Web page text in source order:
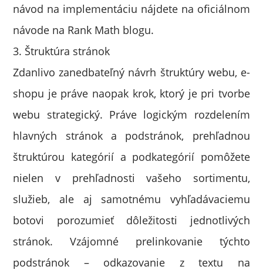
návod na implementáciu nájdete na oficiálnom
návode na Rank Math blogu.
3. Štruktúra stránok
Zdanlivo zanedbateľný návrh štruktúry webu, e-
shopu je práve naopak krok, ktorý je pri tvorbe
webu strategický. Práve logickým rozdelením
hlavných stránok a podstránok, prehľadnou
štruktúrou kategórií a podkategórií pomôžete
nielen v prehľadnosti vašeho sortimentu,
služieb, ale aj samotnému vyhľadávaciemu
botovi porozumieť dôležitosti jednotlivých
stránok. Vzájomné prelinkovanie týchto
podstránok – odkazovanie z textu na